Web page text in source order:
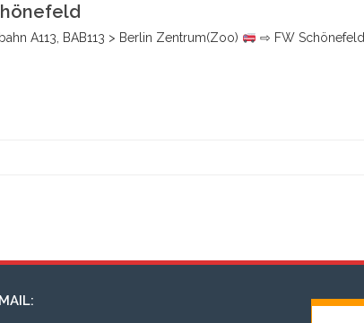
A113, BAB113 > Berlin Zentrum(Zoo) ⇨ FW Schönefeld